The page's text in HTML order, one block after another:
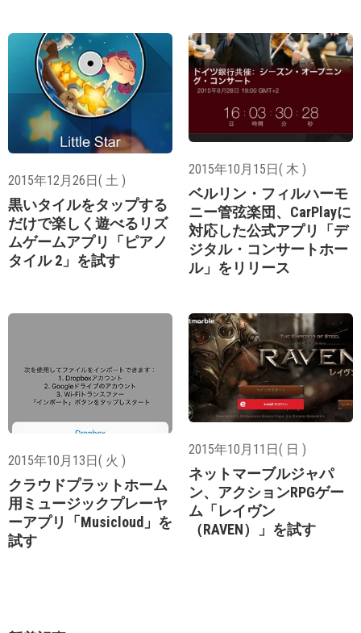
2015年12月26日( 土 )
黒いタイルをタップする
だけで楽しく遊べるリズ
ムゲームアプリ「ピアノ
タイル 2」を試す
2015年10月15日( 木 )
ベルリン・フィルハーモ
ニー管弦楽団、CarPlayに
対応した公式アプリ「デ
ジタル・コンサートホー
ル」をリリース
2015年10月13日( 火 )
クラウドプラットホーム
用ミュージックプレーヤ
ーアプリ「Musicloud」を
試す
2015年10月11日( 日 )
ネットマーブルジャパ
ン、アクションRPGゲー
ム「レイヴン
（RAVEN）」を試す